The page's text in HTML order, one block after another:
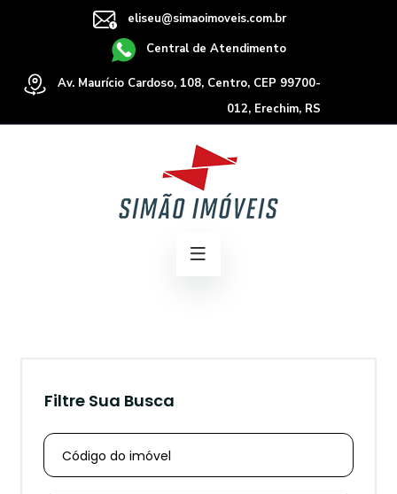
eliseu@simaoimoveis.com.br
Central de Atendimento
Av. Maurício Cardoso, 108, Centro, CEP 99700-
012, Erechim, RS
Filtre Sua Busca